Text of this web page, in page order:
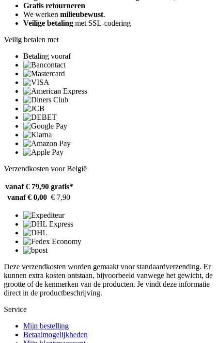
Gratis retourneren
We werken milieubewust.
Veilige betaling met SSL-codering
Veilig betalen met
Betaling vooraf
Verzendkosten voor België
vanaf € 79,90 gratis*
vanaf € 0,00 € 7,90
Deze verzendkosten worden gemaakt voor standaardverzending. Er
kunnen extra kosten ontstaan, bijvoorbeeld vanwege het gewicht, de
grootte of de kenmerken van de producten. Je vindt deze informatie
direct in de productbeschrijving.
Service
Mijn bestelling
Betaalmogelijkheden